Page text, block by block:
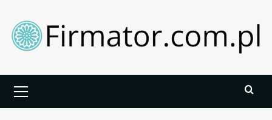
content
Menu